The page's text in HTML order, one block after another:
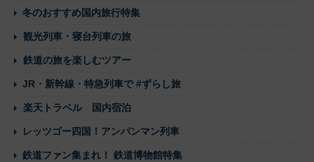
冬のおすすめ国内旅行特集
観光列車・寝台列車の旅
鉄道の旅を楽しむツアー
JR・新幹線・特急列車で #ずらし旅
楽天トラベル 国内宿泊
レッツゴー四国！アンパンマン列車
鉄道ファン集まれ！ 鉄道博物館特集